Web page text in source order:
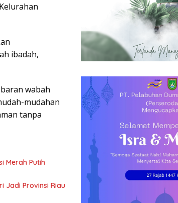
ibadah,
wabah
mudahan
tanpa
Merah Putih
Jadi Provinsi Riau